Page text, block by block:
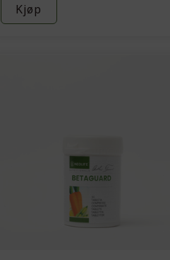
Kjøp